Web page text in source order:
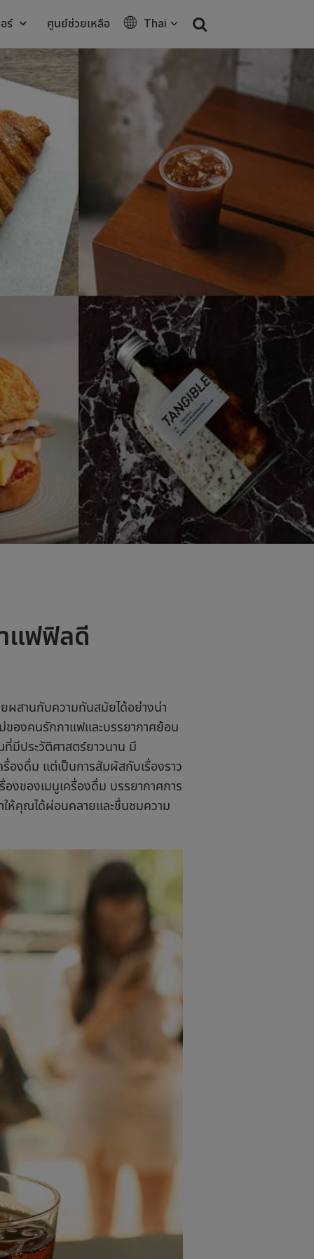
ร์ ศูนย์ช่วยเหลือ Thai
แฟฟิลดี
ผสานกับความทันสมัยได้อย่างน่า
ของคนรักกาแฟและบรรยากาศย้อน
ที่มีประวัติศาสตร์ยาวนาน มี
องดื่ม แต่เป็นการสัมผัสกับเรื่องราว
งของเมนูเครื่องดื่ม บรรยากาศการ
ให้คุณได้ผ่อนคลายและชื่นชมความ